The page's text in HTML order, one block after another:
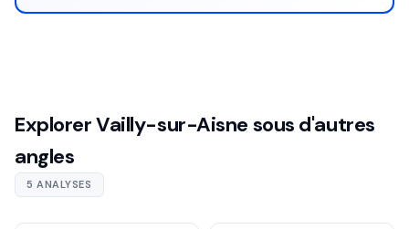
Explorer Vailly-sur-Aisne sous d'autres
angles
5 ANALYSES